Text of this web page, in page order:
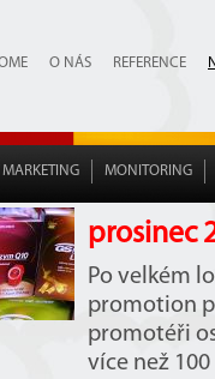
O NÁS REFERENCE
MARKETING MONITORING
prosinec
Po velkém
promotion
promotéři
více než